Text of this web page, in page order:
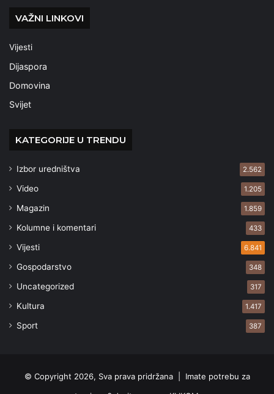
VAŽNI LINKOVI
Vijesti
Dijaspora
Domovina
Svijet
KATEGORIJE U TRENDU
Izbor uredništva 2.562
Video 1.205
Magazin 1.859
Kolumne i komentari 433
Vijesti 6.841
Gospodarstvo 348
Uncategorized 317
Kultura 1.417
Sport 387
© Copyright 2026, Sva prava pridržana | Imate potrebu za